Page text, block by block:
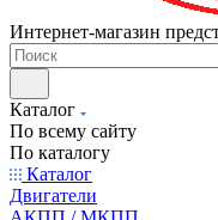
Интернет-магазин
Каталог
По всему сайту
По каталогу
Каталог
Двигатели